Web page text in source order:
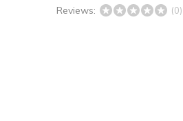
Reviews: (0)